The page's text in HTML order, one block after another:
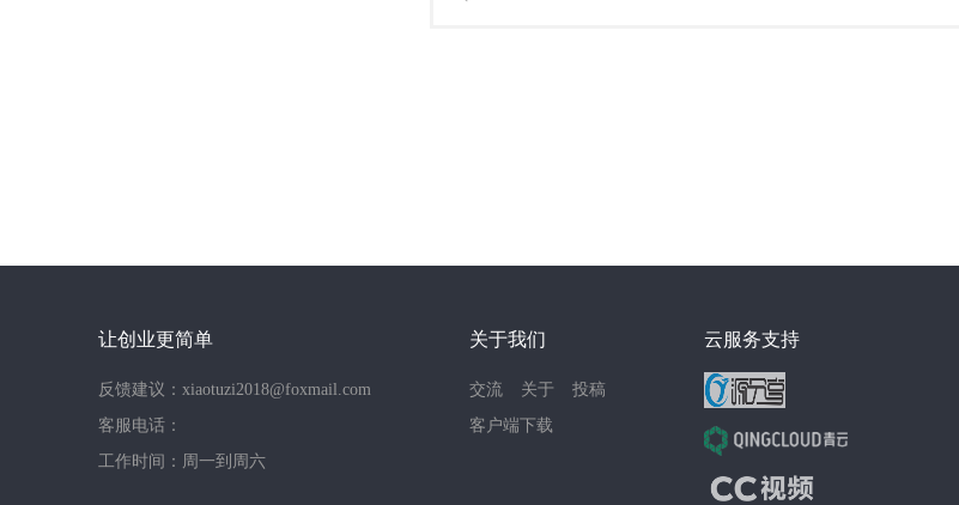
让创业更简单
反馈建议：xiaotuzi2018@foxmail.com
客服电话：
工作时间：周一到周六
关于我们
交流 关于
投稿
客户端下载
云服务支持